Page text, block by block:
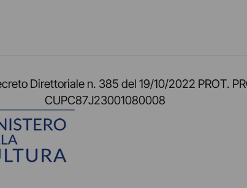
Direttoriale n. 385 del 19/10/2022 PROT.
CUPC87J23001080008